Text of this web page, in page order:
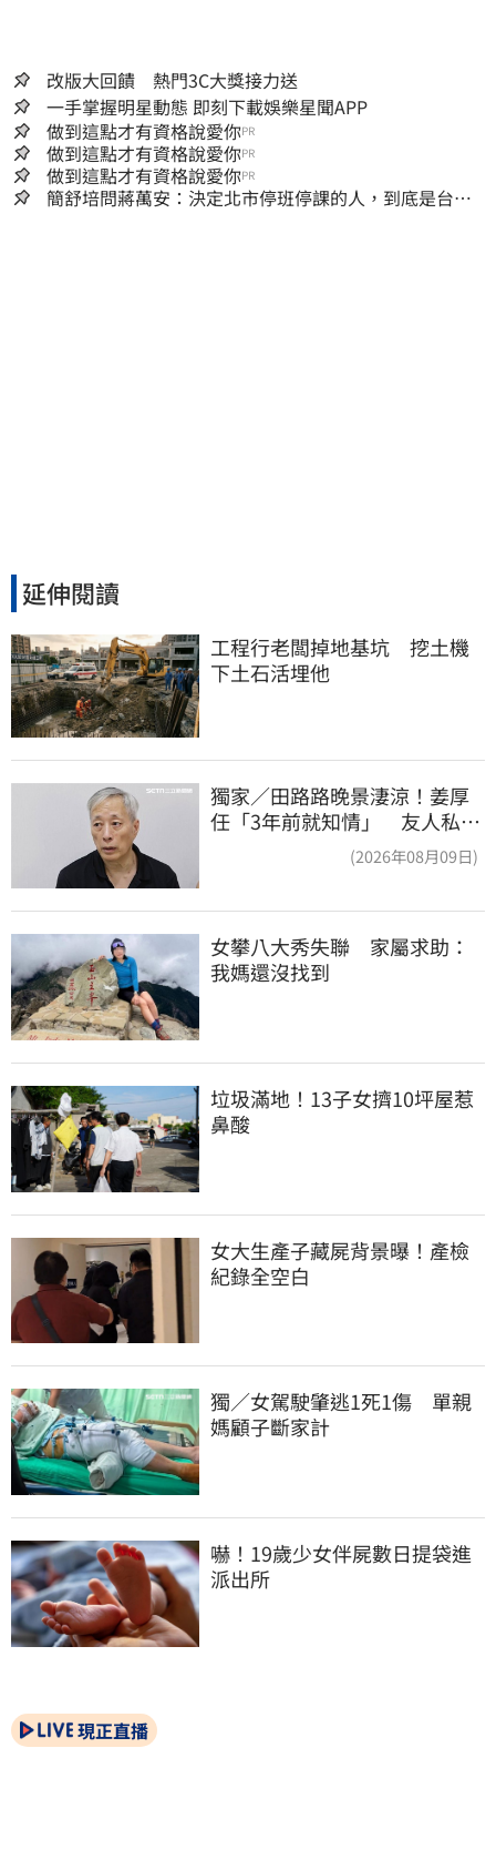
改版大回饋 熱門3C大獎接力送
一手掌握明星動態 即刻下載娛樂星聞APP
做到這點才有資格說愛你PR
做到這點才有資格說愛你PR
做到這點才有資格說愛你PR
簡舒培問蔣萬安：決定北市停班停課的人，到底是台北
延伸閱讀
工程行老闆掉地基坑　挖土機
下土石活埋他
獨家／田路路晚景淒涼！姜厚
任「3年前就知情」 友人私下
(2026年08月09日)
女攀八大秀失聯　家屬求助：
我媽還沒找到
垃圾滿地！13子女擠10坪屋惹
鼻酸
女大生產子藏屍背景曝！產檢
紀錄全空白
獨／女駕駛肇逃1死1傷　單親
媽顧子斷家計
嚇！19歲少女伴屍數日提袋進
派出所
現正直播